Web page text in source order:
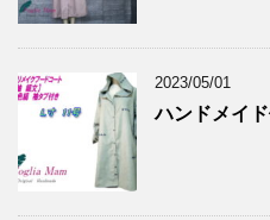
2023/05/01
ハンドメイ